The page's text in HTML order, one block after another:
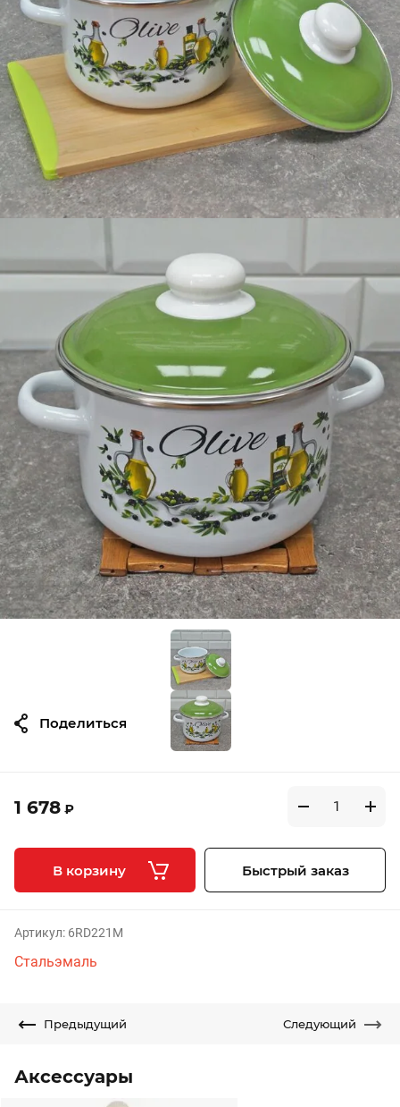
1 678 ₽
В корзину Быстрый заказ
Артикул: 6RD221M
Стальэмаль
Поделиться
Предыдущий Следующий
Аксессуары